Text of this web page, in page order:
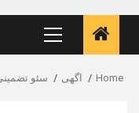
Primary
Menu
Home اگهی سئو